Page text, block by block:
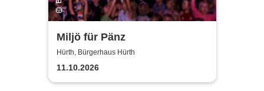
Miljö für Pänz
Hürth, Bürgerhaus Hürth
11.10.2026